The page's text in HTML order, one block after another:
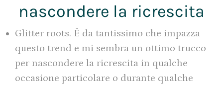
nascondere la ricrescita
Glitter roots. È da tantissimo che impazza
questo trend e mi sembra un ottimo trucco
per nascondere la ricrescita in qualche
occasione particolare o durante qualche